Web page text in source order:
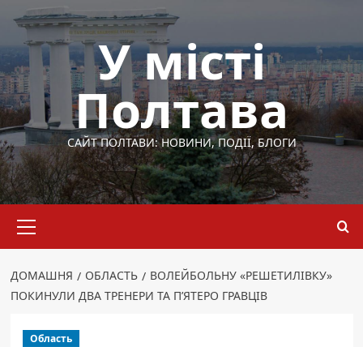
Перейти
вмісту
У місті
Полтава
САЙТ ПОЛТАВИ: НОВИНИ, ПОДІЇ, БЛОГИ
меню
ДОМАШНЯ ОБЛАСТЬ
ВОЛЕЙБОЛЬНУ «РЕШЕТИЛІВКУ»
ПОКИНУЛИ ДВА ТРЕНЕРИ ТА П’ЯТЕРО ГРАВЦІВ
Область